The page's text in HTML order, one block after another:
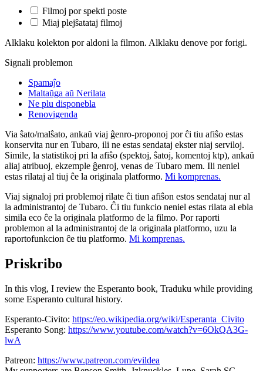
Filmoj por spekti poste
Miaj plejŝatataj filmoj
Alklaku kolekton por aldoni la filmon. Alklaku denove por forigi.
Signali problemon
Spamaĵo
Maltaŭga aŭ Nerilata
Ne plu disponebla
Renovigenda
Via ŝato/malŝato, ankaŭ viaj ĝenro-proponoj por ĉi tiu afiŝo estas
konservita nur en Tubaro, ili ne estas sendataj ekster niaj serviloj.
Simile, la statistikoj pri la afiŝo (spektoj, ŝatoj, komentoj ktp), ankaŭ
aliaj atribuoj, ekzemple ĝenroj, venas de Tubaro mem. Ili neniel
estas rilataj al tiuj ĉe la originala platformo. Mi komprenas.
Viaj signaloj pri problemoj rilate ĉi tiun afiŝon estos sendataj nur al
la administrantoj de Tubaro. Ĉi tiu funkcio neniel estas rilata al ebla
simila eco ĉe la originala platformo de la filmo. Por raporti
problemon al la administrantoj de la originala platformo, uzu la
raportofunkcion ĉe tiu platformo. Mi komprenas.
Priskribo
In this vlog, I review the Esperanto book, Traduku while providing
some Esperanto cultural history.
Esperanto-Civito: https://eo.wikipedia.org/wiki/Esperanta_Civito
Esperanto Song: https://www.youtube.com/watch?v=6OkQA3G-
lwA
Patreon: https://www.patreon.com/evildea